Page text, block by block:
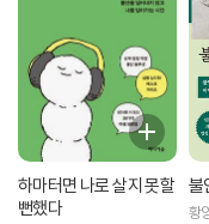
하마터면 나로 살지 못할
뻔했다
불
황